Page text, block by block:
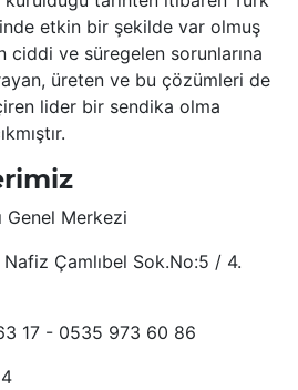
etkin bir şekilde var olmuş
ciddi ve süregelen sorunlarına
üreten ve bu çözümleri de
lider bir sendika olma
Genel Merkezi
Çamlıbel Sok.No:5 / 4.
17 - 0535 973 60 86